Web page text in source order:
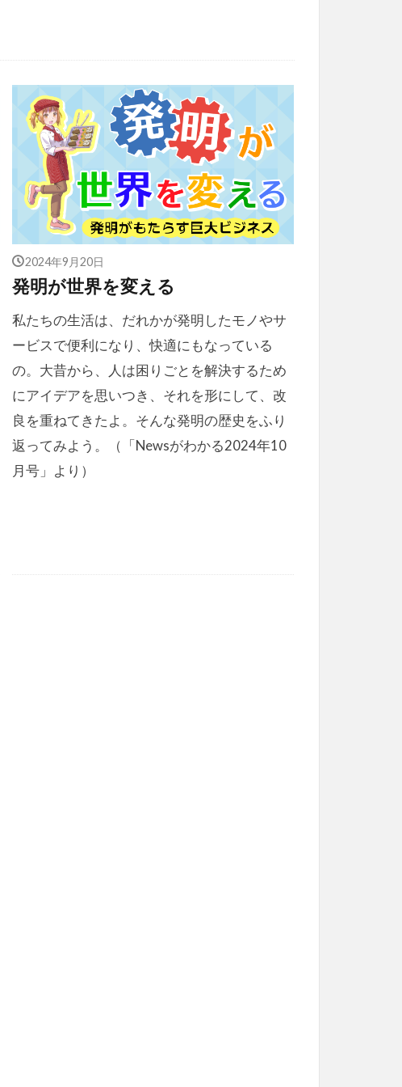
2024年9月20日
発明が世界を変える
私たちの生活は、だれかが発明したモノやサ
ービスで便利になり、快適にもなっている
の。大昔から、人は困りごとを解決するため
にアイデアを思いつき、それを形にして、改
良を重ねてきたよ。そんな発明の歴史をふり
返ってみよう。（「Newsがわかる2024年10
月号」より）